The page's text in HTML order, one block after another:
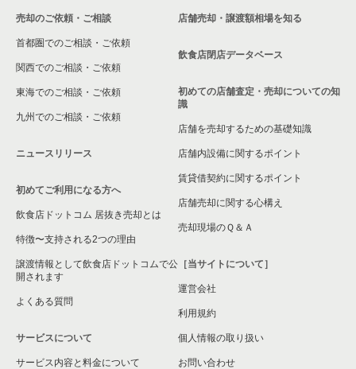
売却のご依頼・ご相談
首都圏でのご相談・ご依頼
関西でのご相談・ご依頼
東海でのご相談・ご依頼
九州でのご相談・ご依頼
ニュースリリース
初めてご利用になる方へ
飲食店ドットコム 居抜き売却とは
特徴〜支持される2つの理由
譲渡情報として飲食店ドットコムで公
開されます
よくある質問
サービスについて
サービス内容と料金について
店舗売却・譲渡額相場を知る
飲食店閉店データベース
初めての店舗査定・売却についての知
識
店舗を売却するための基礎知識
店舗内設備に関するポイント
賃貸借契約に関するポイント
店舗売却に関する心構え
売却現場のＱ＆Ａ
［当サイトについて］
運営会社
利用規約
個人情報の取り扱い
お問い合わせ